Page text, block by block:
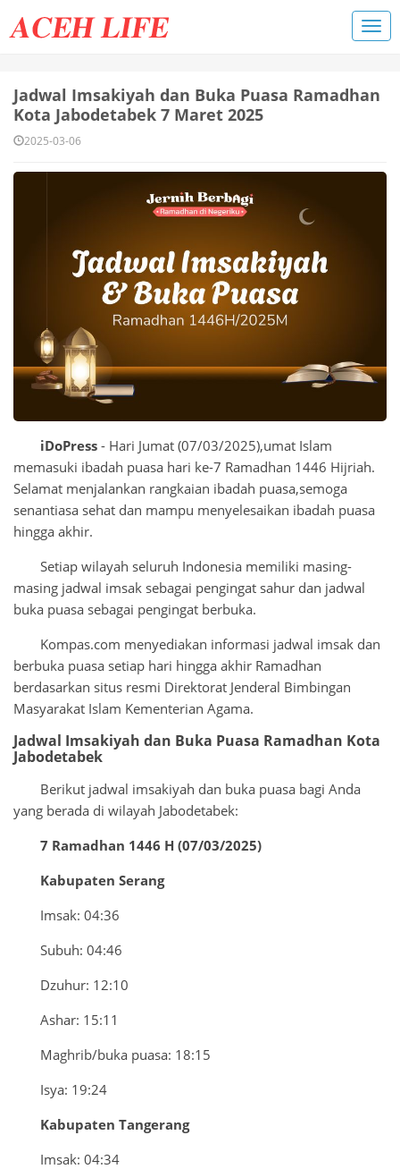
Jadwal Imsakiyah dan Buka Puasa Ramadhan
Kota Jabodetabek 7 Maret 2025
2025-03-06
iDoPress - Hari Jumat (07/03/2025),umat Islam
memasuki ibadah puasa hari ke-7 Ramadhan 1446 Hijriah.
Selamat menjalankan rangkaian ibadah puasa,semoga
senantiasa sehat dan mampu menyelesaikan ibadah puasa
hingga akhir.
Setiap wilayah seluruh Indonesia memiliki masing-
masing jadwal imsak sebagai pengingat sahur dan jadwal
buka puasa sebagai pengingat berbuka.
Kompas.com menyediakan informasi jadwal imsak dan
berbuka puasa setiap hari hingga akhir Ramadhan
berdasarkan situs resmi Direktorat Jenderal Bimbingan
Masyarakat Islam Kementerian Agama.
Jadwal Imsakiyah dan Buka Puasa Ramadhan Kota
Jabodetabek
Berikut jadwal imsakiyah dan buka puasa bagi Anda
yang berada di wilayah Jabodetabek:
7 Ramadhan 1446 H (07/03/2025)
Kabupaten Serang
Imsak: 04:36
Subuh: 04:46
Dzuhur: 12:10
Ashar: 15:11
Maghrib/buka puasa: 18:15
Isya: 19:24
Kabupaten Tangerang
Imsak: 04:34